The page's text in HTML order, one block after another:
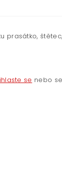
prasátko,
se nebo se